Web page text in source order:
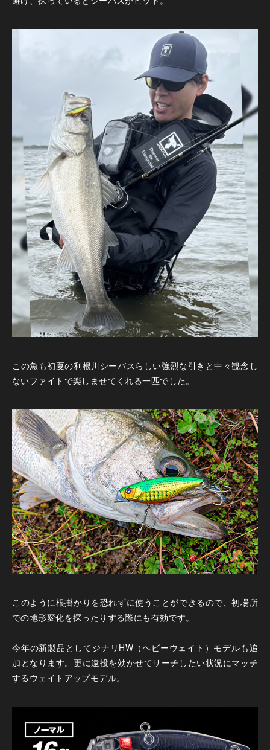
この魚も初夏の利根川シーバスらしい強烈な引きと中々観念し
ないファイトで楽しませてくれる一匹でした。
このように根掛かりを恐れずに使うことができるので、初場所
での地形変化を探ったりする際にも有効です。
今年の新製品としてジナリHW（ヘビーウェイト）モデルも追
加となります。更に遠投を効かせてサーチしたい状況にマッチ
するウェイトアップモデル。